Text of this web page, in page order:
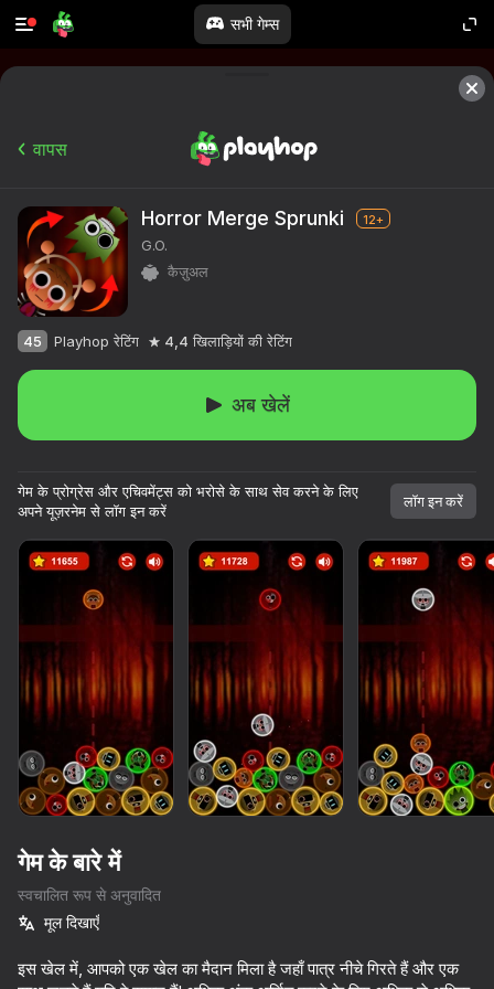
सभी गेम्स
Call Sprunki Incredibox now!
Sprunki Shuvali
Sprunki Phase Mustard
वापस
Horror Merge Sprunki 12+
G.O.
कैज़ुअल
45 Playhop रेटिंग 4,4 खिलाड़ियों की रेटिंग
अब खेलें
गेम के प्रोग्रेस और एचिवमेंट्स को भरोसे के साथ सेव करने के लिए
अपने यूज़रनेम से लॉग इन करें
लॉग इन करें
गेम के बारे में
स्वचालित रूप से अनुवादित
मूल दिखाएँ
इस खेल में, आपको एक खेल का मैदान मिला है जहाँ पात्र नीचे गिरते हैं और एक